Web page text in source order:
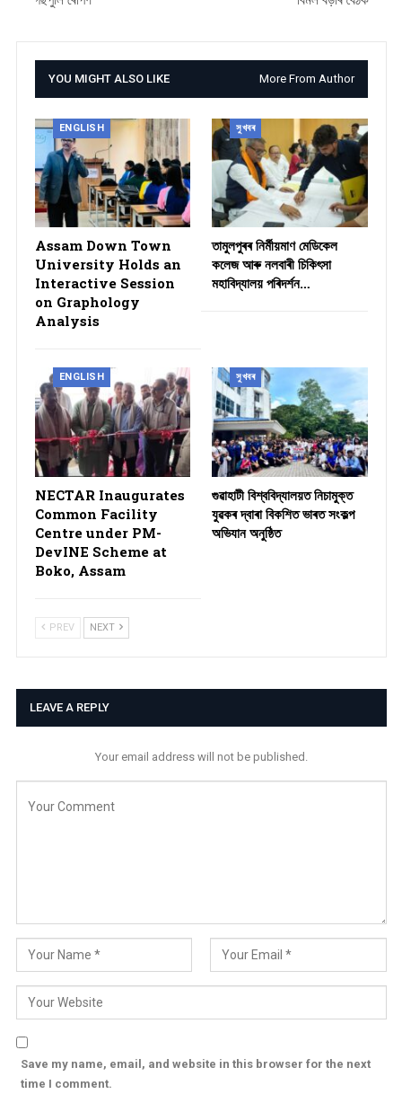
YOU MIGHT ALSO LIKE More From Author
ENGLISH
Assam Down Town
University Holds an
Interactive Session
on Graphology
Analysis
সুখবৰ
তামুলপুৰৰ নিৰ্মীয়মাণ মেডিকেল
কলেজ আৰু নলবাৰী চিকিৎসা
মহাবিদ্যালয় পৰিদৰ্শন…
ENGLISH
NECTAR Inaugurates
Common Facility
Centre under PM-
DevINE Scheme at
Boko, Assam
সুখবৰ
গুৱাহাটী বিশ্ববিদ্যালয়ত নিচামুক্ত
যুৱকৰ দ্বাৰা বিকশিত ভাৰত সংকল্প
অভিযান অনুষ্ঠিত
PREV NEXT
LEAVE A REPLY
Your email address will not be published.
Save my name, email, and website in this browser for the next
time I comment.